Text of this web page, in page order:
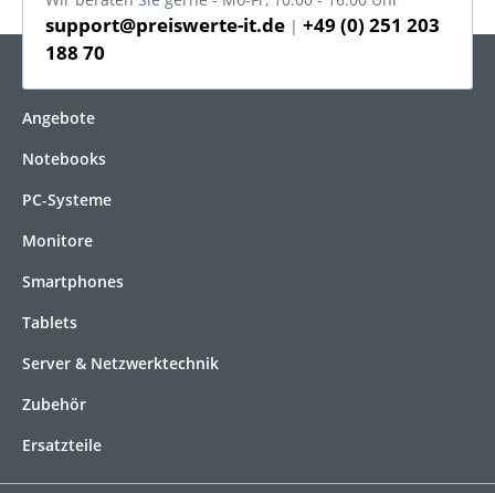
support@preiswerte-it.de | +49 (0) 251 203
188 70
Angebote
Notebooks
PC-Systeme
Monitore
Smartphones
Tablets
Server & Netzwerktechnik
Zubehör
Ersatzteile